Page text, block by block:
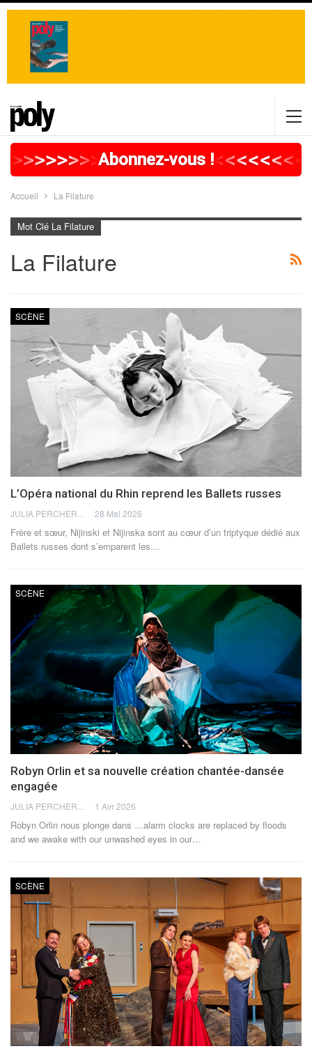
>>>>>>>>>>>>>>>>>
Abonnez-vous !<<<<<<<<
Accueil La Filature
Mot Clé La Filature
La Filature
SCÈNE
L’Opéra national du Rhin reprend les Ballets russes
28 Mai 2026
Frère et sœur, Nijinski et Nijinska sont au cœur d’un triptyque dédié aux
Ballets russes dont s’emparent les…
SCÈNE
Robyn Orlin et sa nouvelle création chantée-dansée
engagée
1 Avr 2026
Robyn Orlin nous plonge dans …alarm clocks are replaced by floods
and we awake with our unwashed eyes in our…
SCÈNE